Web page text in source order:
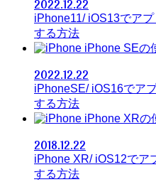
2022.12.22
iPhone11/ iOS13でア
する方法
iPhone SEの
2022.12.22
iPhoneSE/ iOS16でア
する方法
iPhone XRの
2018.12.22
iPhone XR/ iOS12でア
する方法